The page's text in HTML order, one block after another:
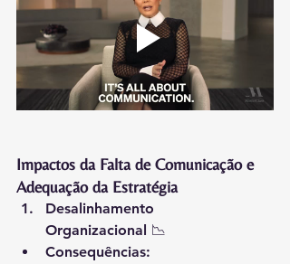
Impactos da Falta de Comunicação e
Adequação da Estratégia
Desalinhamento
Organizacional
📉
Consequências: